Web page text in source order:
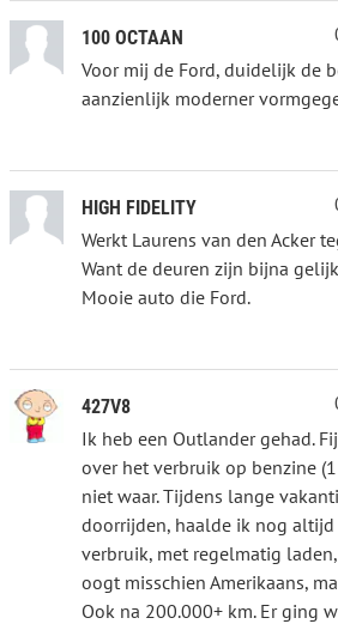
100 OCTAAN
Voor mij de Ford, duidelijk de
aanzienlijk moderner
HIGH FIDELITY
Werkt Laurens van den Acker
Want de deuren zijn bijna
Mooie auto die Ford.
427V8
Ik heb een Outlander gehad.
over het verbruik op benzine
niet waar. Tijdens lange
doorrijden, haalde ik nog altijd
verbruik, met regelmatig
oogt misschien Amerikaans,
Ook na 200.000+ km. Er ging